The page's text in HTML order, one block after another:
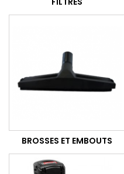
BROSSES ET EMBOUTS